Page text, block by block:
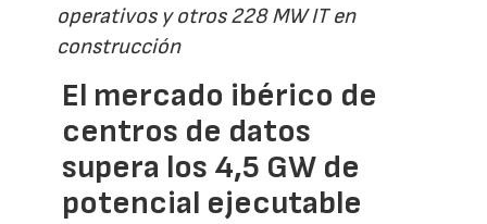
operativos y otros 228 MW IT en
construcción
El mercado ibérico de
centros de datos
supera los 4,5 GW de
potencial ejecutable